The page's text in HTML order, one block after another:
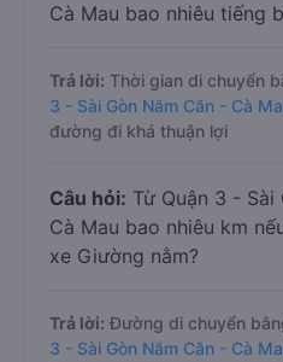
Cà Mau bao nhiêu tiếng
Trả lời: Thời gian di chuyển
3 - Sài Gòn Năm Căn - Cà
đường đi khá thuận lợi
Câu hỏi: Từ Quận 3 -
Cà Mau bao nhiêu km
xe Giường nằm?
Trả lời: Đường di chuyển
3 - Sài Gòn Năm Căn - Cà